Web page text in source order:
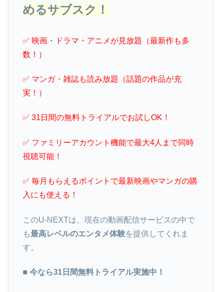
めるサブスク！
✅ 映画・ドラマ・アニメが見放題（最新作も多
数！）
✅ マンガ・雑誌も読み放題（話題の作品が充
実！）
✅ 31日間の無料トライアルでお試しOK！
✅ ファミリーアカウント機能で最大4人まで同時
視聴可能！
✅ 毎月もらえるポイントで最新映画やマンガの購
入にも使える！
このU-NEXTは、現在の動画配信サービスの中で
も最高レベルのエンタメ体験を提供してくれま
す。
■ 今なら31日間無料トライアル実施中！